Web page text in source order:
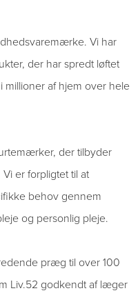
Vi har
der har spredt løftet
millioner af hjem over hele
der tilbyder
er forpligtet til at
behov gennem
og personlig pleje.
præg til over 100
Liv.52 godkendt af læger